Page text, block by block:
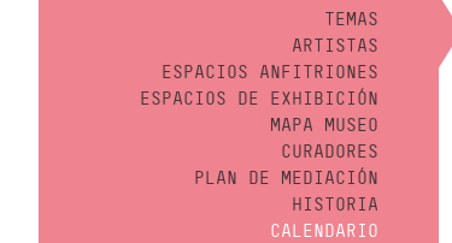
TEMAS
ARTISTAS
ESPACIOS ANFITRIONES
ESPACIOS DE EXHIBICIÓN
MAPA MUSEO
CURADORES
PLAN DE MEDIACIÓN
HISTORIA
CALENDARIO